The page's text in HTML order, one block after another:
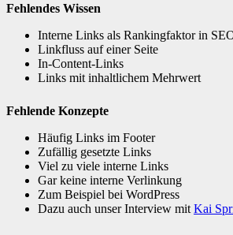
Fehlendes Wissen
Interne Links als Rankingfaktor in
Linkfluss auf einer Seite
In-Content-Links
Links mit inhaltlichem Mehrwert
Fehlende Konzepte
Häufig Links im Footer
Zufällig gesetzte Links
Viel zu viele interne Links
Gar keine interne Verlinkung
Zum Beispiel bei WordPress
Dazu auch unser Interview mit Kai